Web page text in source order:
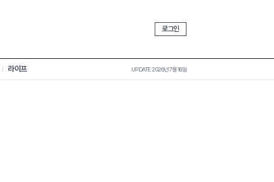
로그인
라이프 UPDATE 2026년 7월 16일